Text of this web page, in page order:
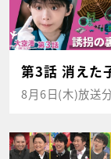
第3話 消えた
8月6日(木)放送